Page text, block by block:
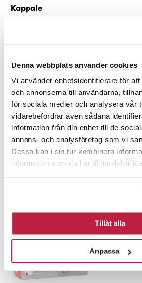
Denna webbplats använder cookies
Vi använder enhetsidentifierare för
och annonserna till användarna,
för sociala medier och analysera vår
vidarebefordrar även sådana
information från din enhet till de
annons- och analysföretag som vi
Dessa kan i sin tur kombinera
information som du har tillhandahållit
Tillåt alla
Anpassa
Kappale
Setti
Pakkaus sisältää täydellisen setin.